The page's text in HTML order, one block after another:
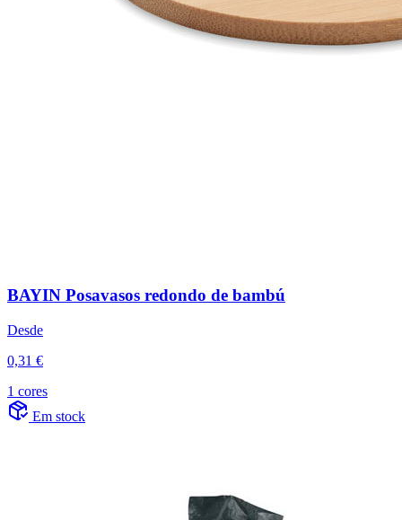
BAYIN Posavasos redondo de bambú
Desde
0,31 €
1 cores
Em stock